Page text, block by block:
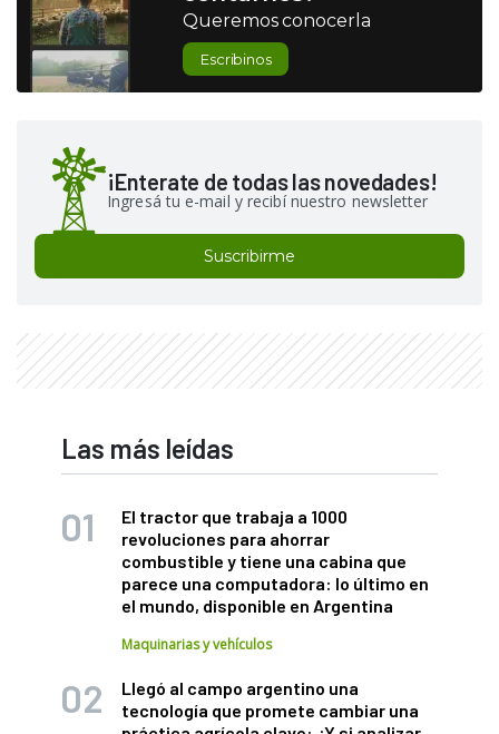
Queremos conocerla
Escribinos
¡Enterate de todas las novedades!
Ingresá tu e-mail y recibí nuestro newsletter
Suscribirme
Las más leídas
El tractor que trabaja a 1000
revoluciones para ahorrar
combustible y tiene una cabina que
parece una computadora: lo último en
el mundo, disponible en Argentina
Maquinarias y vehículos
Llegó al campo argentino una
tecnología que promete cambiar una